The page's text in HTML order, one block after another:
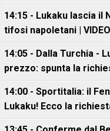
14:15 - Lukaku lascia il
tifosi napoletani | VIDEO
14:05 - Dalla Turchia -
prezzo: spunta la
14:00 - Sportitalia: il
Lukaku! Ecco la